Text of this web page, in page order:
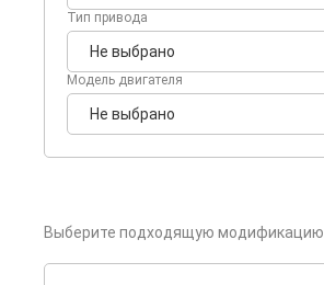
Тип привода
Не выбрано
Модель двигателя
Не выбрано
Выберите подходящую модификацию